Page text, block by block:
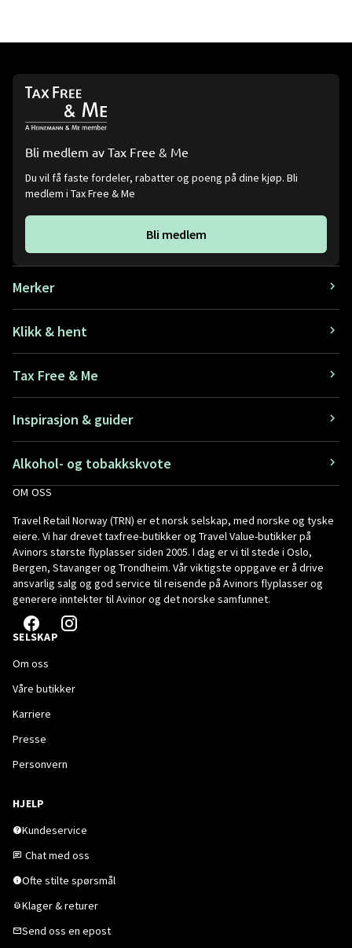
Bli medlem av Tax Free & Me
Du vil få faste fordeler, rabatter og poeng på dine kjøp. Bli
medlem i Tax Free & Me
Bli medlem
Merker
Klikk & hent
Tax Free & Me
Inspirasjon & guider
Alkohol- og tobakkskvote
OM OSS
Travel Retail Norway (TRN) er et norsk selskap, med norske og tyske
eiere. Vi har drevet taxfree-butikker og Travel Value-butikker på
Avinors største flyplasser siden 2005. I dag er vi til stede i Oslo,
Bergen, Stavanger og Trondheim. Vår viktigste oppgave er å drive
ansvarlig salg og god service til reisende på Avinors flyplasser og
generere inntekter til Avinor og det norske samfunnet.
SELSKAP
Om oss
Våre butikker
Karriere
Presse
Personvern
HJELP
Kundeservice
Chat med oss
Ofte stilte spørsmål
Klager & returer
Send oss en epost